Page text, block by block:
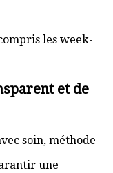
les week-
et de
soin, méthode
une